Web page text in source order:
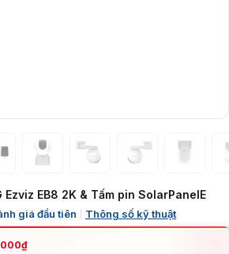
EB8 2K & Tấm pin SolarPanelE
giá đầu tiên Thông số kỹ thuật
₫